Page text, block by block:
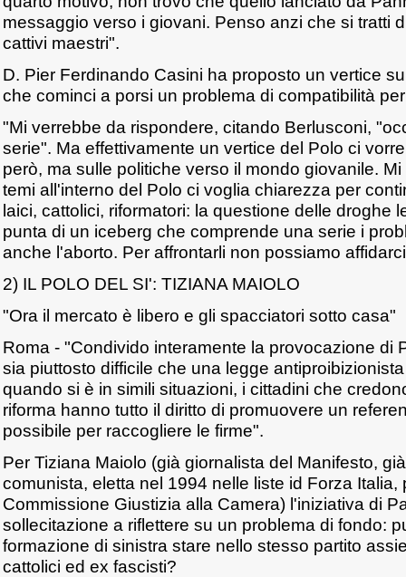
messaggio verso i giovani. Penso anzi che si tratti
cattivi maestri".
D. Pier Ferdinando Casini ha proposto un vertice
che cominci a porsi un problema di compatibilità
"Mi verrebbe da rispondere, citando Berlusconi,
serie". Ma effettivamente un vertice del Polo ci
però, ma sulle politiche verso il mondo giovanile.
temi all'interno del Polo ci voglia chiarezza per
laici, cattolici, riformatori: la questione delle droghe
punta di un iceberg che comprende una serie i
anche l'aborto. Per affrontarli non possiamo
2) IL POLO DEL SI': TIZIANA MAIOLO
"Ora il mercato è libero e gli spacciatori sotto casa"
Roma - "Condivido interamente la provocazione di
sia piuttosto difficile che una legge
quando si è in simili situazioni, i cittadini che
riforma hanno tutto il diritto di promuovere un
possibile per raccogliere le firme".
Per Tiziana Maiolo (già giornalista del Manifesto,
comunista, eletta nel 1994 nelle liste id Forza Italia,
Commissione Giustizia alla Camera) l'iniziativa di
sollecitazione a riflettere su un problema di fondo:
formazione di sinistra stare nello stesso partito
cattolici ed ex fascisti?